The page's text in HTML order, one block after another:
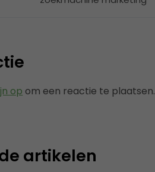
op om een reactie te plaatsen.
artikelen